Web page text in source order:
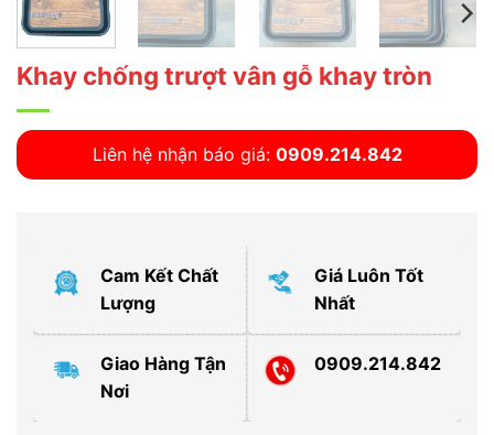
Khay chống trượt vân gỗ khay tròn
Liên hệ nhận báo giá: 0909.214.842
Cam Kết Chất
Lượng
Giá Luôn Tốt
Nhất
Giao Hàng Tận
Nơi
0909.214.842